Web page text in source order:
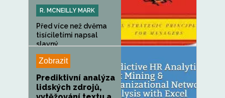
R. MCNEILLY MARK
Před více než dvěma
tisíciletími napsal
slavný...
Zobrazit
Prediktivní analýza
lidských zdrojů,